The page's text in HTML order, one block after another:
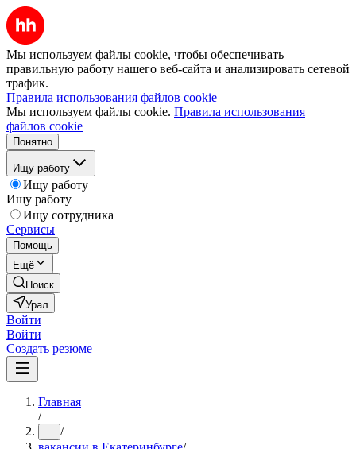
Мы используем файлы cookie, чтобы обеспечивать
правильную работу нашего веб-сайта и анализировать сетевой
трафик.
Правила использования файлов cookie
Мы используем файлы cookie. Правила использования
файлов cookie
Понятно
Ищу работу
Ищу работу
Ищу работу
Ищу сотрудника
Сервисы
Помощь
Ещё
Поиск
Урал
Войти
Войти
Создать резюме
Главная
/
... /